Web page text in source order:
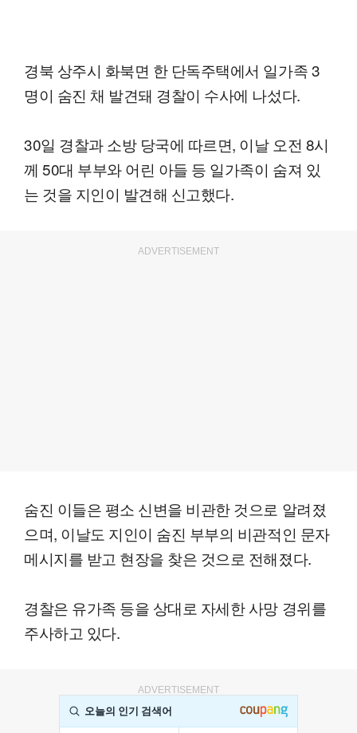
경북 상주시 화북면 한 단독주택에서 일가족 3
명이 숨진 채 발견돼 경찰이 수사에 나섰다.
30일 경찰과 소방 당국에 따르면, 이날 오전 8시
께 50대 부부와 어린 아들 등 일가족이 숨져 있
는 것을 지인이 발견해 신고했다.
ADVERTISEMENT
숨진 이들은 평소 신변을 비관한 것으로 알려졌
으며, 이날도 지인이 숨진 부부의 비관적인 문자
메시지를 받고 현장을 찾은 것으로 전해졌다.
경찰은 유가족 등을 상대로 자세한 사망 경위를
주사하고 있다.
ADVERTISEMENT